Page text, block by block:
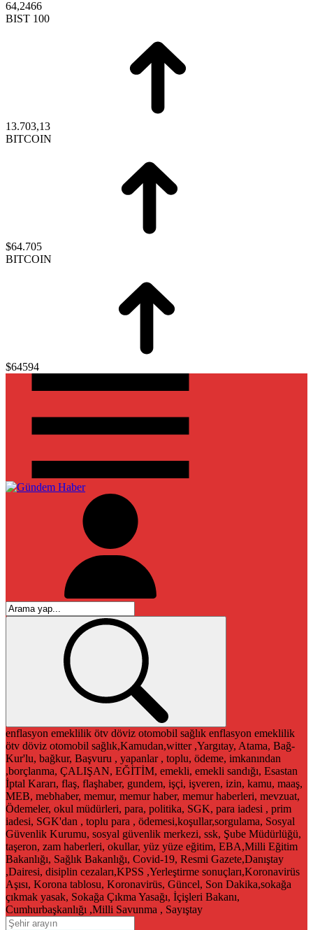
64,2466
BIST 100
13.703,13
BITCOIN
$64.705
BITCOIN
$64594
enflasyon emeklilik ötv döviz otomobil sağlık enflasyon emeklilik
ötv döviz otomobil sağlık,Kamudan,witter ,Yargıtay, Atama, Bağ-
Kur'lu, bağkur, Başvuru , yapanlar , toplu, ödeme, imkanından
,borçlanma, ÇALIŞAN, EĞİTİM, emekli, emekli sandığı, Esastan
İptal Kararı, flaş, flaşhaber, gundem, işçi, işveren, izin, kamu, maaş,
MEB, mebhaber, memur, memur haber, memur haberleri, mevzuat,
Ödemeler, okul müdürleri, para, politika, SGK, para iadesi , prim
iadesi, SGK'dan , toplu para , ödemesi,koşullar,sorgulama, Sosyal
Güvenlik Kurumu, sosyal güvenlik merkezi, ssk, Şube Müdürlüğü,
taşeron, zam haberleri, okullar, yüz yüze eğitim, EBA,Milli Eğitim
Bakanlığı, Sağlık Bakanlığı, Covid-19, Resmi Gazete,Danıştay
,Dairesi, disiplin cezaları,KPSS ,Yerleştirme sonuçları,Koronavirüs
Aşısı, Korona tablosu, Koronavirüs, Güncel, Son Dakika,sokağa
çıkmak yasak, Sokağa Çıkma Yasağı, İçişleri Bakanı,
Cumhurbaşkanlığı ,Milli Savunma , Sayıştay